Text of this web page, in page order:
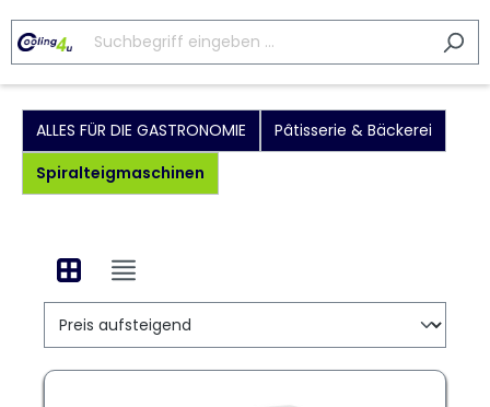
ALLES FÜR DIE GASTRONOMIE
Pâtisserie & Bäckerei
Spiralteigmaschinen